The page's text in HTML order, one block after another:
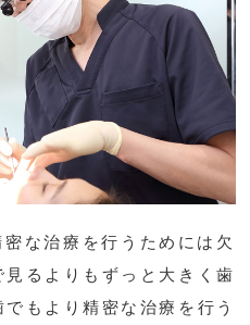
な治療を行うためには欠
るよりもずっと大きく歯
もより精密な治療を行う